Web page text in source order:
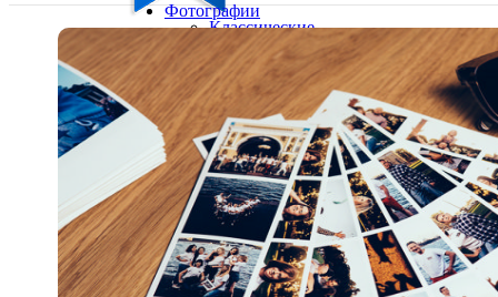
Ваш город:
Ваш регион доставки
Выберите из списка:
Фотографии
Классические
фото
10х10
10х15
13х18
15х15
15х20
20х20
20х30
30х30
30х40
А4
Фото
в